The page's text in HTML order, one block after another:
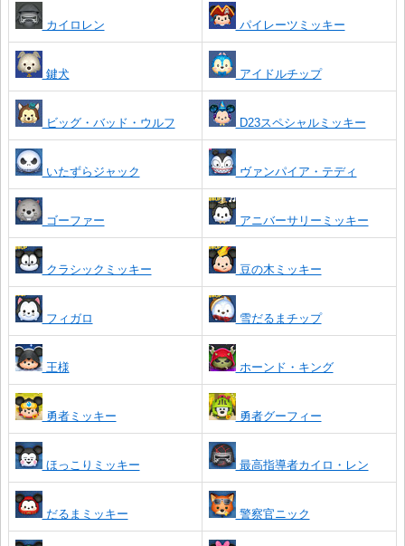
カイロレン パイレーツミッキー
鍵犬 アイドルチップ
ビッグ・バッド・ウルフ D23スペシャルミッキー
いたずらジャック ヴァンパイア・テディ
ゴーファー アニバーサリーミッキー
クラシックミッキー 豆の木ミッキー
フィガロ 雪だるまチップ
王様 ホーンド・キング
勇者ミッキー 勇者グーフィー
ほっこりミッキー 最高指導者カイロ・レン
だるまミッキー 警察官ニック